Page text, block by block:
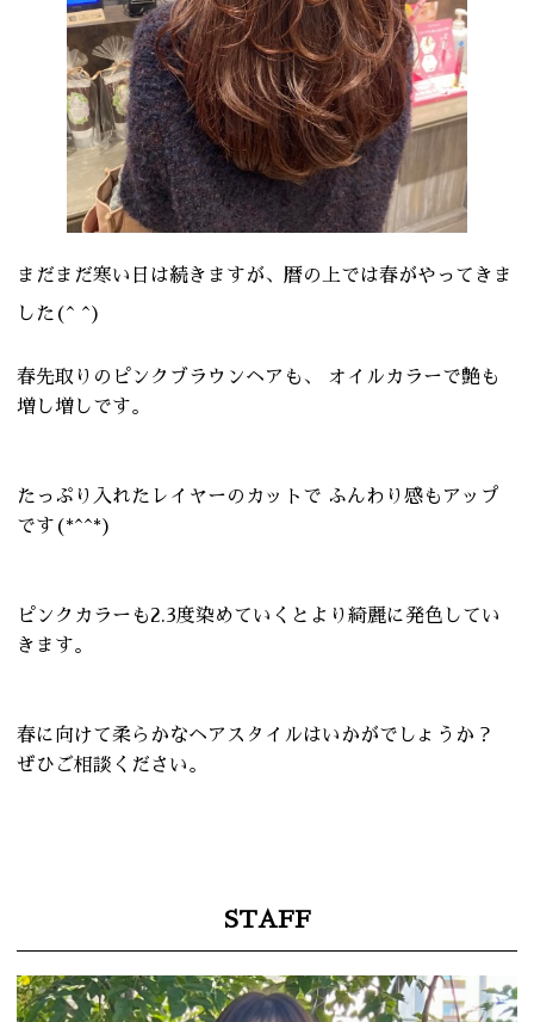
まだまだ寒い日は続きますが、暦の上では春がやってきま
した(^ ^)
春先取りのピンクブラウンヘアも、 オイルカラーで艶も
増し増しです。
たっぷり入れたレイヤーのカットで ふんわり感もアップ
です(*^^*)
ピンクカラーも2.3度染めていくとより綺麗に発色してい
きます。
春に向けて柔らかなヘアスタイルはいかがでしょうか？
ぜひご相談ください。
STAFF